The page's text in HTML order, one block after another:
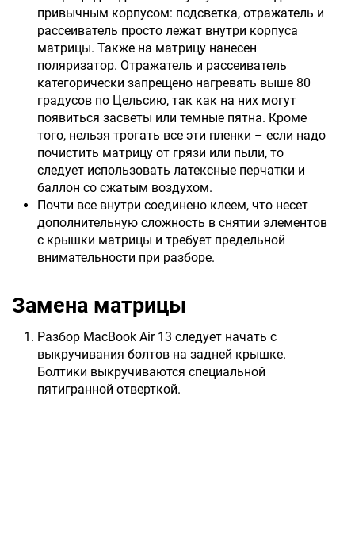
привычным корпусом: подсветка, отражатель и
рассеиватель просто лежат внутри корпуса
матрицы. Также на матрицу нанесен
поляризатор. Отражатель и рассеиватель
категорически запрещено нагревать выше 80
градусов по Цельсию, так как на них могут
появиться засветы или темные пятна. Кроме
того, нельзя трогать все эти пленки – если надо
почистить матрицу от грязи или пыли, то
следует использовать латексные перчатки и
баллон со сжатым воздухом.
Почти все внутри соединено клеем, что несет
дополнительную сложность в снятии элементов
с крышки матрицы и требует предельной
внимательности при разборе.
Замена матрицы
Разбор MacBook Air 13 следует начать с
выкручивания болтов на задней крышке.
Болтики выкручиваются специальной
пятигранной отверткой.